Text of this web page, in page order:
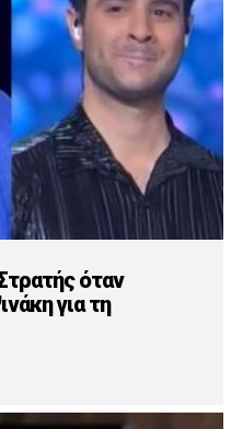
όταν
για τη